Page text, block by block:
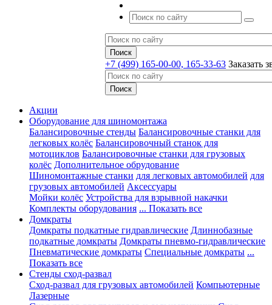
+7 (499) 165-00-00, 165-33-63 Заказать
Акции
Оборудование для шиномонтажа
Балансировочные стенды Балансировочные станки для
легковых колёс Балансировочный станок для
мотоциклов Балансировочные станки для грузовых
колёс Дополнительное обрудование
Шиномонтажные станки для легковых автомобилей для
грузовых автомобилей Аксессуары
Мойки колёс Устройства для взрывной накачки
Комплекты оборудования ... Показать все
Домкраты
Домкраты подкатные гидравлические Длиннобазные
подкатные домкраты Домкраты пневмо-гидравлические
Пневматические домкраты Специальные домкраты ...
Показать все
Стенды сход-развал
Сход-развал для грузовых автомобилей Компьютерные
Лазерные